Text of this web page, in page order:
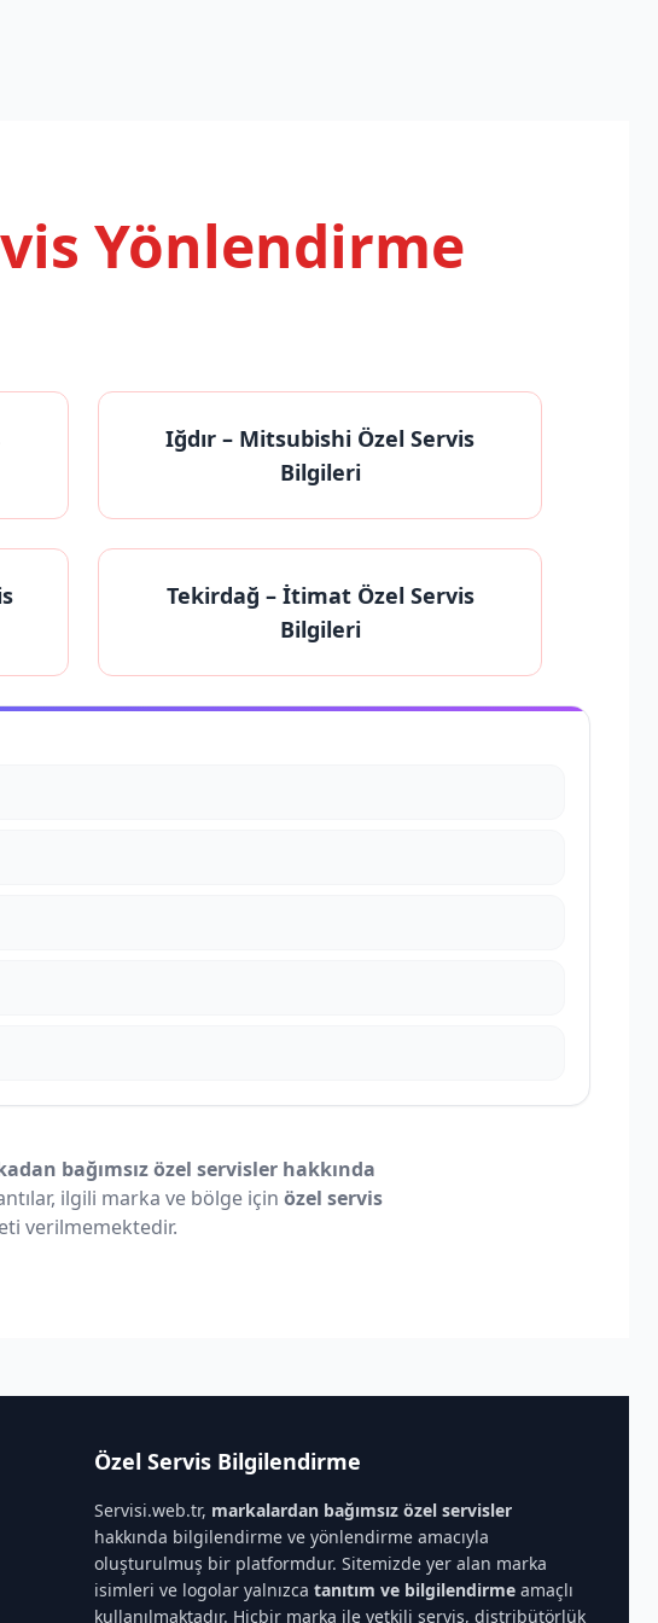
Yönlendirme
Iğdır – Mitsubishi Özel Servis
Bilgileri
Tekirdağ – İtimat Özel Servis
Bilgileri
bağımsız özel servisler hakkında
ilgili marka ve bölge için özel servis
verilmemektedir.
Özel Servis Bilgilendirme
Servisi.web.tr, markalardan bağımsız özel servisler
hakkında bilgilendirme ve yönlendirme amacıyla
oluşturulmuş bir platformdur. Sitemizde yer alan marka
isimleri ve logolar yalnızcatanıtım ve bilgilendirme amaçlı
kullanılmaktadır. Hiçbir marka ile yetkili servis, distribütörlük